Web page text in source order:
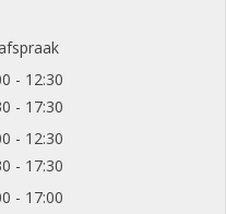
- 12:30
- 17:30
- 12:30
- 17:30
- 17:00